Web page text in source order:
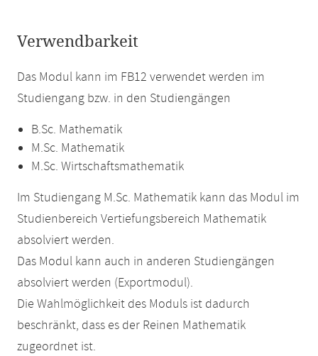
Verwendbarkeit
Das Modul kann im FB12 verwendet werden im
Studiengang bzw. in den Studiengängen
B.Sc. Mathematik
M.Sc. Mathematik
M.Sc. Wirtschaftsmathematik
Im Studiengang M.Sc. Mathematik kann das Modul im
Studienbereich Vertiefungsbereich Mathematik
absolviert werden.
Das Modul kann auch in anderen Studiengängen
absolviert werden (Exportmodul).
Die Wahlmöglichkeit des Moduls ist dadurch
beschränkt, dass es der Reinen Mathematik
zugeordnet ist.